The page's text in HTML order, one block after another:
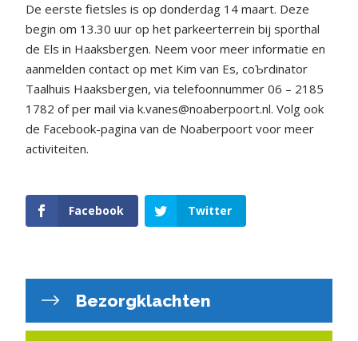
De eerste fietsles is op donderdag 14 maart. Deze
begin om 13.30 uur op het parkeerterrein bij sporthal
de Els in Haaksbergen. Neem voor meer informatie en
aanmelden contact op met Kim van Es, coЪrdinator
Taalhuis Haaksbergen, via telefoonnummer 06 – 2185
1782 of per mail via k.vanes@noaberpoort.nl. Volg ook
de Facebook-pagina van de Noaberpoort voor meer
activiteiten.
Facebook Twitter
Bezorgklachten